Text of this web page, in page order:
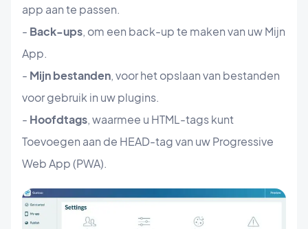
app aan te passen.
- Back-ups, om een back-up te maken van uw Mijn
App.
- Mijn bestanden, voor het opslaan van bestanden
voor gebruik in uw plugins.
- Hoofdtags, waarmee u HTML-tags kunt
Toevoegen aan de HEAD-tag van uw Progressive
Web App (PWA).